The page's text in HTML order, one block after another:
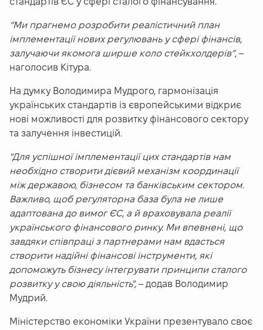
“Ми прагнемо розробити реалістичний план
імплементації нових регулювань у сфері фінансів,
залучаючи якомога ширше коло стейкхолдерів”, –
наголосив Кітура.
На думку Володимира Мудрого, гармонізація
українських стандартів із європейськими відкриє
нові можливості для розвитку фінансового сектору
та залучення інвестицій.
"Для успішної імплементації цих стандартів нам
необхідно створити дієвий механізм координації
між державою, бізнесом та банківським сектором.
Важливо, щоб регуляторна база була не лише
адаптована до вимог ЄС, а й враховувала реалії
українського фінансового ринку. Ми впевнені, що
завдяки співпраці з партнерами нам вдасться
створити надійні фінансові інструменти, які
допоможуть бізнесу інтегрувати принципи сталого
розвитку у свою діяльність", – додав Володимир
Мудрий.
Міністерство економіки України презентувало своє